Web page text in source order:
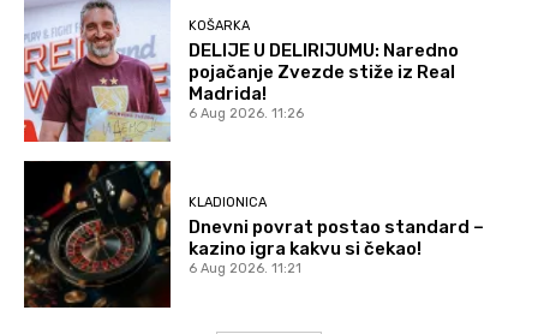
KOŠARKA
DELIJE U DELIRIJUMU: Naredno
pojačanje Zvezde stiže iz Real
Madrida!
6 Aug 2026. 11:26
KLADIONICA
Dnevni povrat postao standard –
kazino igra kakvu si čekao!
6 Aug 2026. 11:21